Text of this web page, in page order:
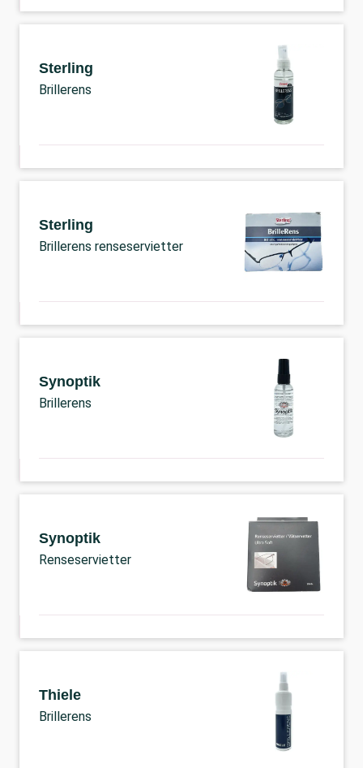
Sterling
Brillerens
Sterling
Brillerens renseservietter
Synoptik
Brillerens
Synoptik
Renseservietter
Thiele
Brillerens